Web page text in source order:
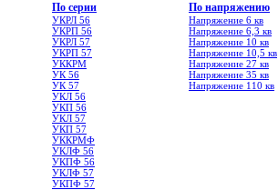
По серии
УКРЛ 56
УКРП 56
УКРЛ 57
УКРП 57
УККРМ
УК 56
УК 57
УКЛ 56
УКП 56
УКЛ 57
УКП 57
УККРМФ
УКЛФ 56
УКПФ 56
УКЛФ 57
УКПФ 57
По напряжению
Напряжение 6 кв
Напряжение 6,3 кв
Напряжение 10 кв
Напряжение 10,5 кв
Напряжение 27 кв
Напряжение 35 кв
Напряжение 110 кв